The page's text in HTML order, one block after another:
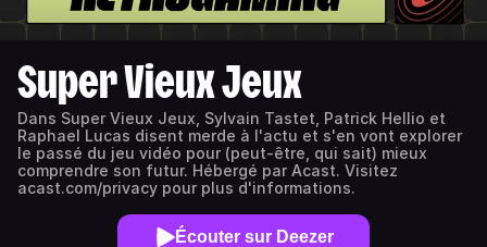
Super Vieux Jeux
Dans Super Vieux Jeux, Sylvain Tastet, Patrick Hellio et
Raphael Lucas disent merde à l'actu et s'en vont explorer
le passé du jeu vidéo pour (peut-être, qui sait) mieux
comprendre son futur. Hébergé par Acast. Visitez
acast.com/privacy pour plus d'informations.
Écouter sur Deezer